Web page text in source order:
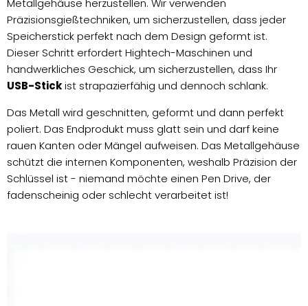
Metallgehäuse herzustellen. Wir verwenden
Präzisionsgießtechniken, um sicherzustellen, dass jeder
Speicherstick perfekt nach dem Design geformt ist.
Dieser Schritt erfordert Hightech-Maschinen und
handwerkliches Geschick, um sicherzustellen, dass Ihr
USB-Stickist strapazierfähig und dennoch schlank.
Das Metall wird geschnitten, geformt und dann perfekt
poliert. Das Endprodukt muss glatt sein und darf keine
rauen Kanten oder Mängel aufweisen. Das Metallgehäuse
schützt die internen Komponenten, weshalb Präzision der
Schlüssel ist - niemand möchte einen Pen Drive, der
fadenscheinig oder schlecht verarbeitet ist!